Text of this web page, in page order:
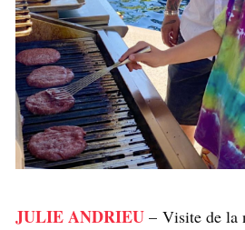
JULIE ANDRIEU – Visite de la